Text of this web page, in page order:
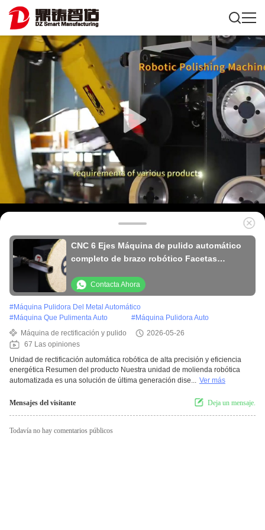
CNC 6 Ejes Máquina de pulido automático
completo de brazo robótico Facetas
de pulido de tuberías metálicas
Contacta Ahora
#Máquina Pulidora Del Metal Automático
#Máquina Que Pulimenta Auto #Máquina Pulidora Auto
Máquina de rectificación y pulido
2026-05-26
67 Las opiniones
Unidad de rectificación automática robótica de alta precisión y eficiencia
energética Resumen del producto Nuestra unidad de molienda robótica
automatizada es una solución de última generación dise... Ver más
Mensajes del visitante Deja un mensaje.
Todavía no hay comentarios públicos